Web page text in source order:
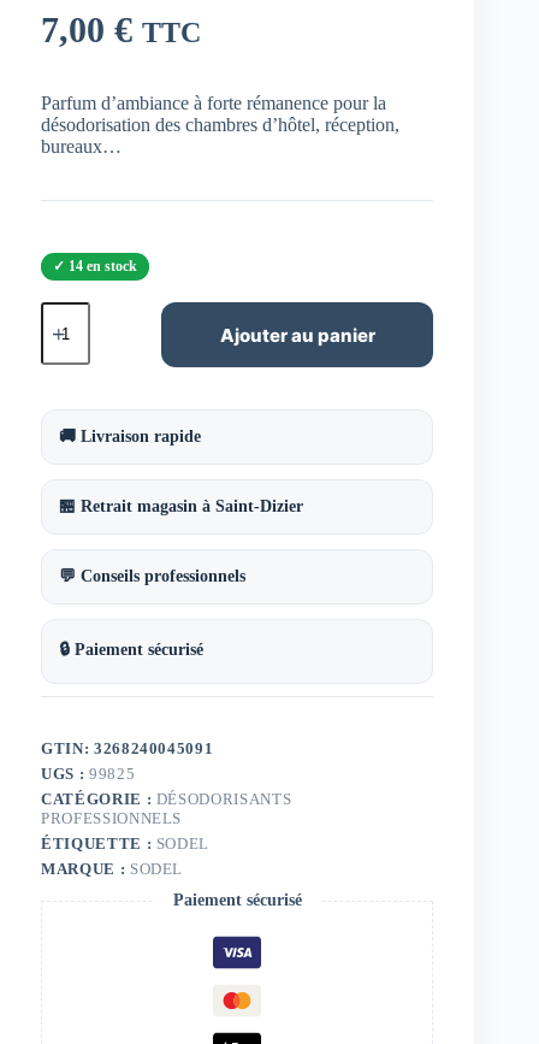
7,00 € TTC
Parfum d’ambiance à forte rémanence pour la
désodorisation des chambres d’hôtel, réception,
bureaux…
14 en stock
quantité
de
ml
parfum
d'ambiance
Ajouter au panier
🚚 Livraison rapide
🏪 Retrait magasin à Saint-Dizier
💬 Conseils professionnels
🔒 Paiement sécurisé
GTIN: 3268240045091
UGS : 99825
CATÉGORIE : DÉSODORISANTS
PROFESSIONNELS
ÉTIQUETTE : SODEL
MARQUE : SODEL
Paiement sécurisé